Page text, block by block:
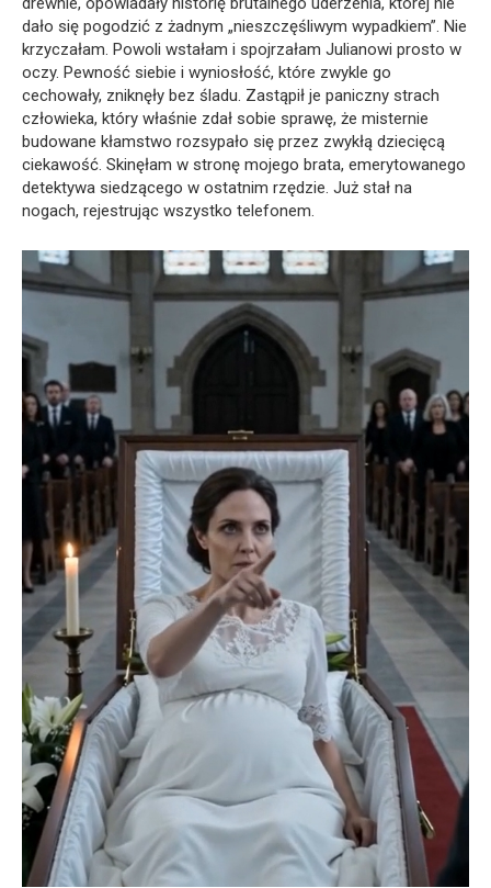
dało się pogodzić z żadnym „nieszczęśliwym wypadkiem”. Nie
krzyczałam. Powoli wstałam i spojrzałam Julianowi prosto w
oczy. Pewność siebie i wyniosłość, które zwykle go
cechowały, zniknęły bez śladu. Zastąpił je paniczny strach
człowieka, który właśnie zdał sobie sprawę, że misternie
budowane kłamstwo rozsypało się przez zwykłą dziecięcą
ciekawość. Skinęłam w stronę mojego brata, emerytowanego
detektywa siedzącego w ostatnim rzędzie. Już stał na
nogach, rejestrując wszystko telefonem.